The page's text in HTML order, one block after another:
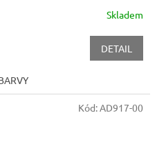
Skladem
DETAIL
Kód:AD917-00